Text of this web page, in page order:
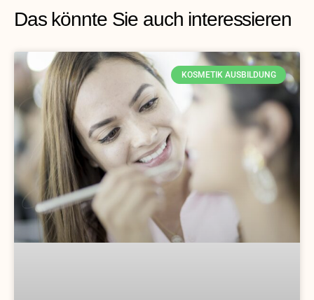
Das könnte Sie auch interessieren
KOSMETIK AUSBILDUNG